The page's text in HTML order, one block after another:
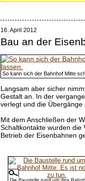
16. April 2012
Bau an der
So kann sich der Bahnhof Mitte
Langsam aber sicher
Gestalt an. In der
verlegt und die
Mit dem Anschließen der
Schaltkontakte wurden die
Betrieb der Eisenbahnen
Die Baustelle rund um den